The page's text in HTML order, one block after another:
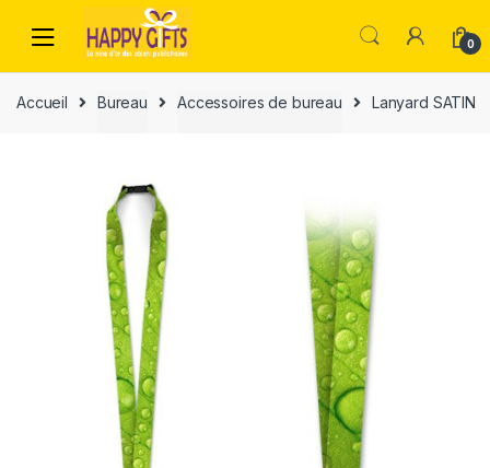
0
Accueil Bureau Accessoires de bureau Lanyard SATIN